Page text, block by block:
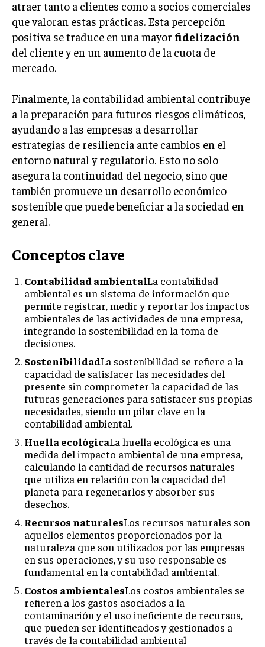
atraer tanto a clientes como a socios comerciales
que valoran estas prácticas. Esta percepción
positiva se traduce en una mayor fidelización
del cliente y en un aumento de la cuota de
mercado.
Finalmente, la contabilidad ambiental contribuye
a la preparación para futuros riesgos climáticos,
ayudando a las empresas a desarrollar
estrategias de resiliencia ante cambios en el
entorno natural y regulatorio. Esto no solo
asegura la continuidad del negocio, sino que
también promueve un desarrollo económico
sostenible que puede beneficiar a la sociedad en
general.
Conceptos clave
Contabilidad ambientalLa contabilidad
ambiental es un sistema de información que
permite registrar, medir y reportar los impactos
ambientales de las actividades de una empresa,
integrando la sostenibilidad en la toma de
decisiones.
SostenibilidadLa sostenibilidad se refiere a la
capacidad de satisfacer las necesidades del
presente sin comprometer la capacidad de las
futuras generaciones para satisfacer sus propias
necesidades, siendo un pilar clave en la
contabilidad ambiental.
Huella ecológicaLa huella ecológica es una
medida del impacto ambiental de una empresa,
calculando la cantidad de recursos naturales
que utiliza en relación con la capacidad del
planeta para regenerarlos y absorber sus
desechos.
Recursos naturalesLos recursos naturales son
aquellos elementos proporcionados por la
naturaleza que son utilizados por las empresas
en sus operaciones, y su uso responsable es
fundamental en la contabilidad ambiental.
Costos ambientalesLos costos ambientales se
refieren a los gastos asociados a la
contaminación y el uso ineficiente de recursos,
que pueden ser identificados y gestionados a
través de la contabilidad ambiental